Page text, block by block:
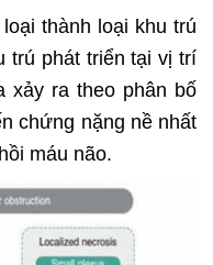
thành loại khu trú
trú phát triển tại vị trí
xảy ra theo phân bố
chứng nặng nề nhất
máu não.